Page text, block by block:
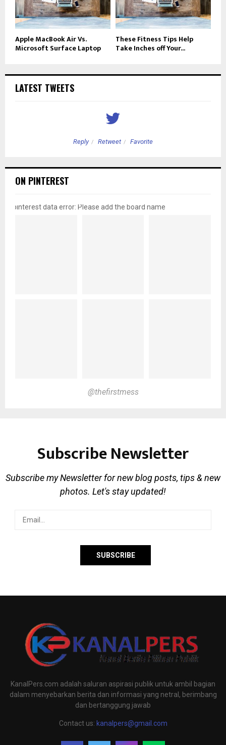
Apple MacBook Air Vs.
Microsoft Surface Laptop
These Fitness Tips Help
Take Inches off Your...
LATEST TWEETS
Reply Retweet Favorite
ON PINTEREST
pinterest data error: Please add the board name
@thefirstmess
Subscribe Newsletter
Subscribe my Newsletter for new blog posts, tips & new
photos. Let's stay updated!
KanalPers.com adalah saluran aspirasi publik untuk ambil bagian
dalam menyebarkan berita dan informasi yang netral, berimbang
dan bertanggung jawab
Contact us: kanalpers@gmail.com